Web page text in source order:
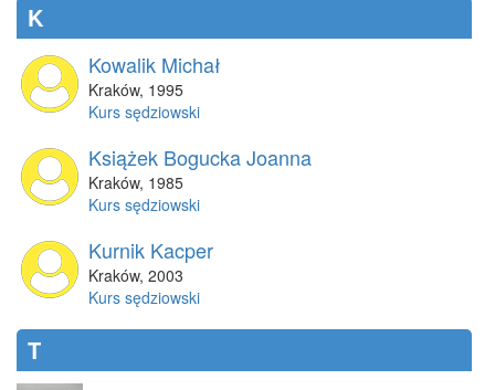
K
Kowalik Michał
Kraków, 1995
Kurs sędziowski
Książek Bogucka Joanna
Kraków, 1985
Kurs sędziowski
Kurnik Kacper
Kraków, 2003
Kurs sędziowski
T